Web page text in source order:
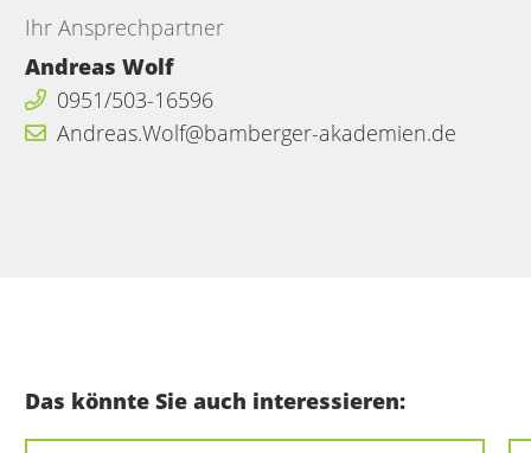
Ihr Ansprechpartner
Andreas Wolf
0951/503-16596
Andreas.Wolf@bamberger-akademien.de
Das könnte Sie auch interessieren: